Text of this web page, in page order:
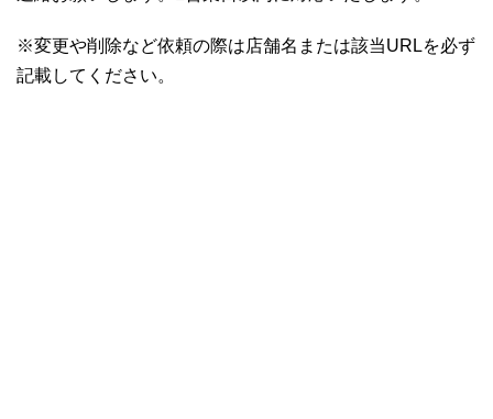
※変更や削除など依頼の際は店舗名または該当URLを必ず
記載してください。